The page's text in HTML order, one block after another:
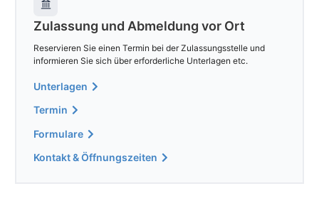
Zulassung und Abmeldung vor Ort
Reservieren Sie einen Termin bei der Zulassungsstelle und
informieren Sie sich über erforderliche Unterlagen etc.
Unterlagen
Termin
Formulare
Kontakt & Öffnungszeiten